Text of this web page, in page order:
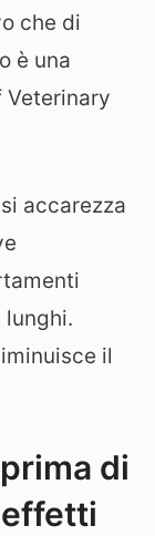
che di
è una
accarezza
il
di